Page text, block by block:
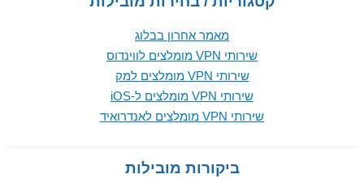
מאמר אחרון בבלוג
שירותי VPN מומלצים לווינדוס
שירותי VPN מומלצים למק
שירותי VPN מומלצים ל-iOS
שירותי VPN מומלצים לאנדרואיד
ביקורות מובילות